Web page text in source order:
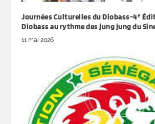
Journées Culturelles du Diobass-4ᵉ
Diobass au rythme des jung jung du
11 mai 2026